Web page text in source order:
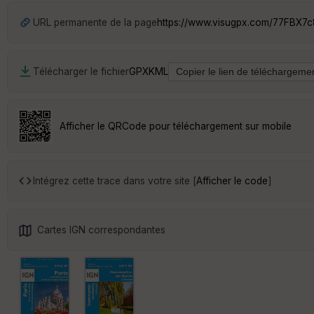
URL permanente de la pagehttps://www.visugpx.com/
Télécharger le fichierGPXKML
Afficher le QRCode pour téléchargement sur mobile
Intégrez cette trace dans votre site [Afficher le code]
Cartes IGN correspondantes